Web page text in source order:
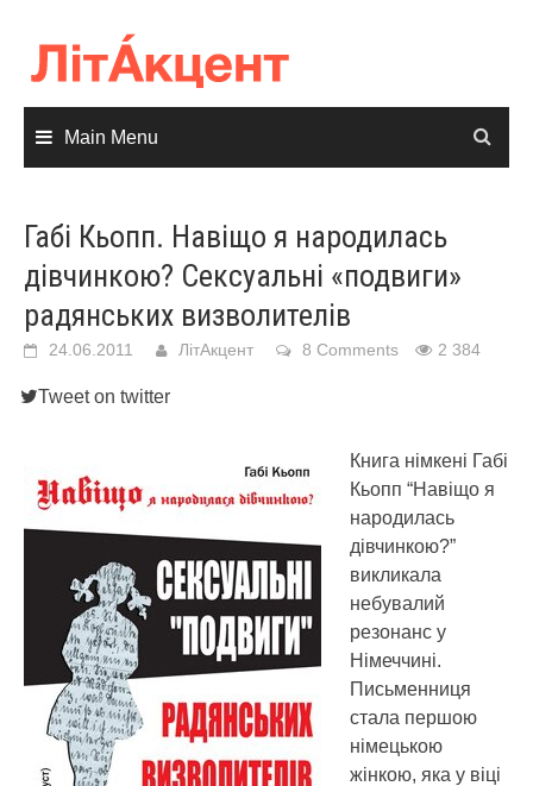
content
Main Menu
Габі Кьопп. Навіщо я народилась
дівчинкою? Сексуальні «подвиги»
радянських визволителів
24.06.2011 ЛітАкцент 8 Comments 2 384
Tweet on twitter
Книга німкені Габі
Кьопп “Навіщо я
народилась
дівчинкою?”
викликала
небувалий
резонанс у
Німеччині.
Письменниця
стала першою
німецькою
жінкою, яка у віці